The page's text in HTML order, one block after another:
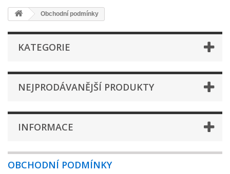
Obchodní podmínky
KATEGORIE
NEJPRODÁVANĚJŠÍ PRODUKTY
INFORMACE
OBCHODNÍ PODMÍNKY